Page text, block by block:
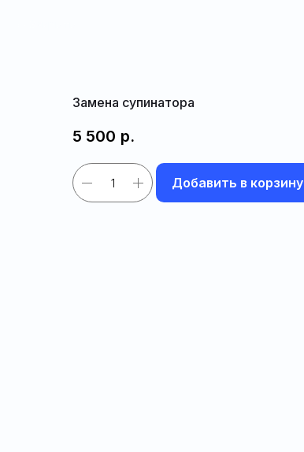
Замена супинатора
5 500 р.
Добавить в корзину